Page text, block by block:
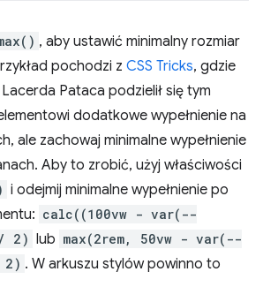
, aby ustawić minimalny rozmiar
pochodzi z CSS Tricks, gdzie
Pataca podzielił się tym
dodatkowe wypełnienie na
ale zachowaj minimalne wypełnienie
Aby to zrobić, użyj właściwości
i odejmij minimalne wypełnienie po
calc((100vw - var(--
2) lub max(2rem, 50vw - var(--
2) . W arkuszu stylów powinno to